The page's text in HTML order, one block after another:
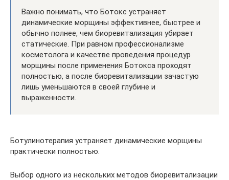
Важно понимать, что Ботокс устраняет
динамические морщины эффективнее, быстрее и
обычно полнее, чем биоревитализация убирает
статические. При равном профессионализме
косметолога и качестве проведения процедур
морщины после применения Ботокса проходят
полностью, а после биоревитализации зачастую
лишь уменьшаются в своей глубине и
выраженности.
Ботулинотерапия устраняет динамические морщины
практически полностью.
Выбор одного из нескольких методов биоревитализации